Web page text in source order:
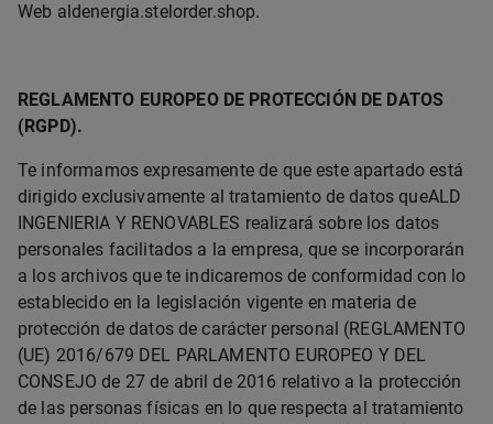
Web aldenergia.stelorder.shop.
REGLAMENTO EUROPEO DE PROTECCIÓN DE DATOS
(RGPD).
Te informamos expresamente de que este apartado está
dirigido exclusivamente al tratamiento de datos queALD
INGENIERIA Y RENOVABLES realizará sobre los datos
personales facilitados a la empresa, que se incorporarán
a los archivos que te indicaremos de conformidad con lo
establecido en la legislación vigente en materia de
protección de datos de carácter personal (REGLAMENTO
(UE) 2016/679 DEL PARLAMENTO EUROPEO Y DEL
CONSEJO de 27 de abril de 2016 relativo a la protección
de las personas físicas en lo que respecta al tratamiento